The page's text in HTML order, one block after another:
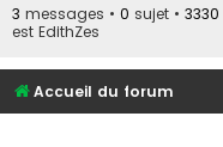
3 messages • 0 sujet • 3330
est EdithZes
Accueil du forum